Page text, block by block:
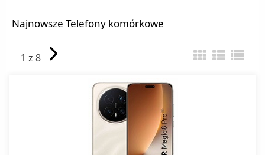
Zamknij
Najnowsze Telefony komórkowe
1 z 8